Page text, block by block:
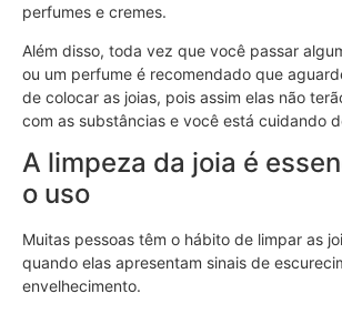
perfumes e cremes.
Além disso, toda vez que você passar
ou um perfume é recomendado que
de colocar as joias, pois assim elas não
com as substâncias e você está cuidando
A limpeza da joia é
o uso
Muitas pessoas têm o hábito de limpar as
quando elas apresentam sinais de
envelhecimento.